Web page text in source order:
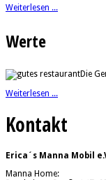
Weiterlesen ...
Werte
Die
Weiterlesen ...
Kontakt
Erica´s Manna Mobil
Manna Home: